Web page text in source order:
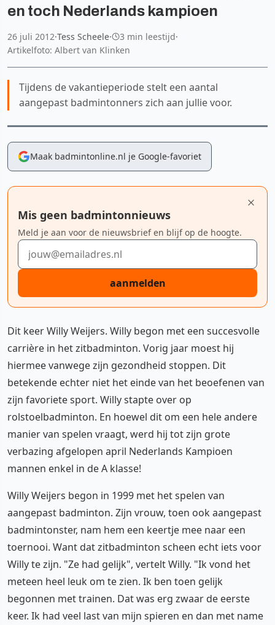
en toch Nederlands kampioen
26 juli 2012·Tess Scheele· 3 min leestijd·
Artikelfoto: Albert van Klinken
Tijdens de vakantieperiode stelt een aantal
aangepast badmintonners zich aan jullie voor.
Maak badmintonline.nl je Google-favoriet
Mis geen badmintonnieuws
Meld je aan voor de nieuwsbrief en blijf op de hoogte.
E-mailadres
aanmelden
Dit keer Willy Weijers. Willy begon met een succesvolle
carrière in het zitbadminton. Vorig jaar moest hij
hiermee vanwege zijn gezondheid stoppen. Dit
betekende echter niet het einde van het beoefenen van
zijn favoriete sport. Willy stapte over op
rolstoelbadminton. En hoewel dit om een hele andere
manier van spelen vraagt, werd hij tot zijn grote
verbazing afgelopen april Nederlands Kampioen
mannen enkel in de A klasse!
Willy Weijers begon in 1999 met het spelen van
aangepast badminton. Zijn vrouw, toen ook aangepast
badmintonster, nam hem een keertje mee naar een
toernooi. Want dat zitbadminton scheen echt iets voor
Willy te zijn. "Ze had gelijk", vertelt Willy. "Ik vond het
meteen heel leuk om te zien. Ik ben toen gelijk
begonnen met trainen. Dat was erg zwaar de eerste
keer. Ik had veel last van mijn spieren en dan met name